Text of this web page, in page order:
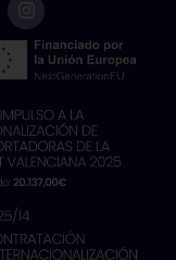
n
s
a
r
a
m